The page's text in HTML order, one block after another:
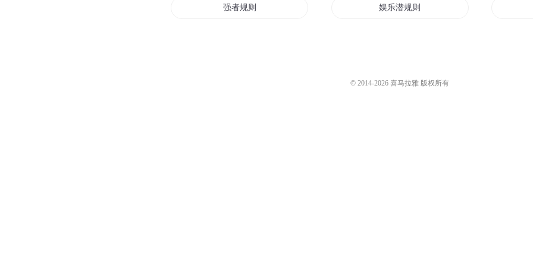
强者规则 娱乐潜规则
© 2014-2026 喜马拉雅 版权所有